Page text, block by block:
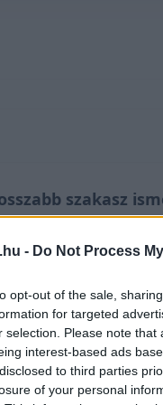
- Do Not Process
opt-out of the sale,
for targeted
selection. Please note
interest-based ads
to third parties
of your personal
szakasz
előnybe kerülő
drámákat
második
a